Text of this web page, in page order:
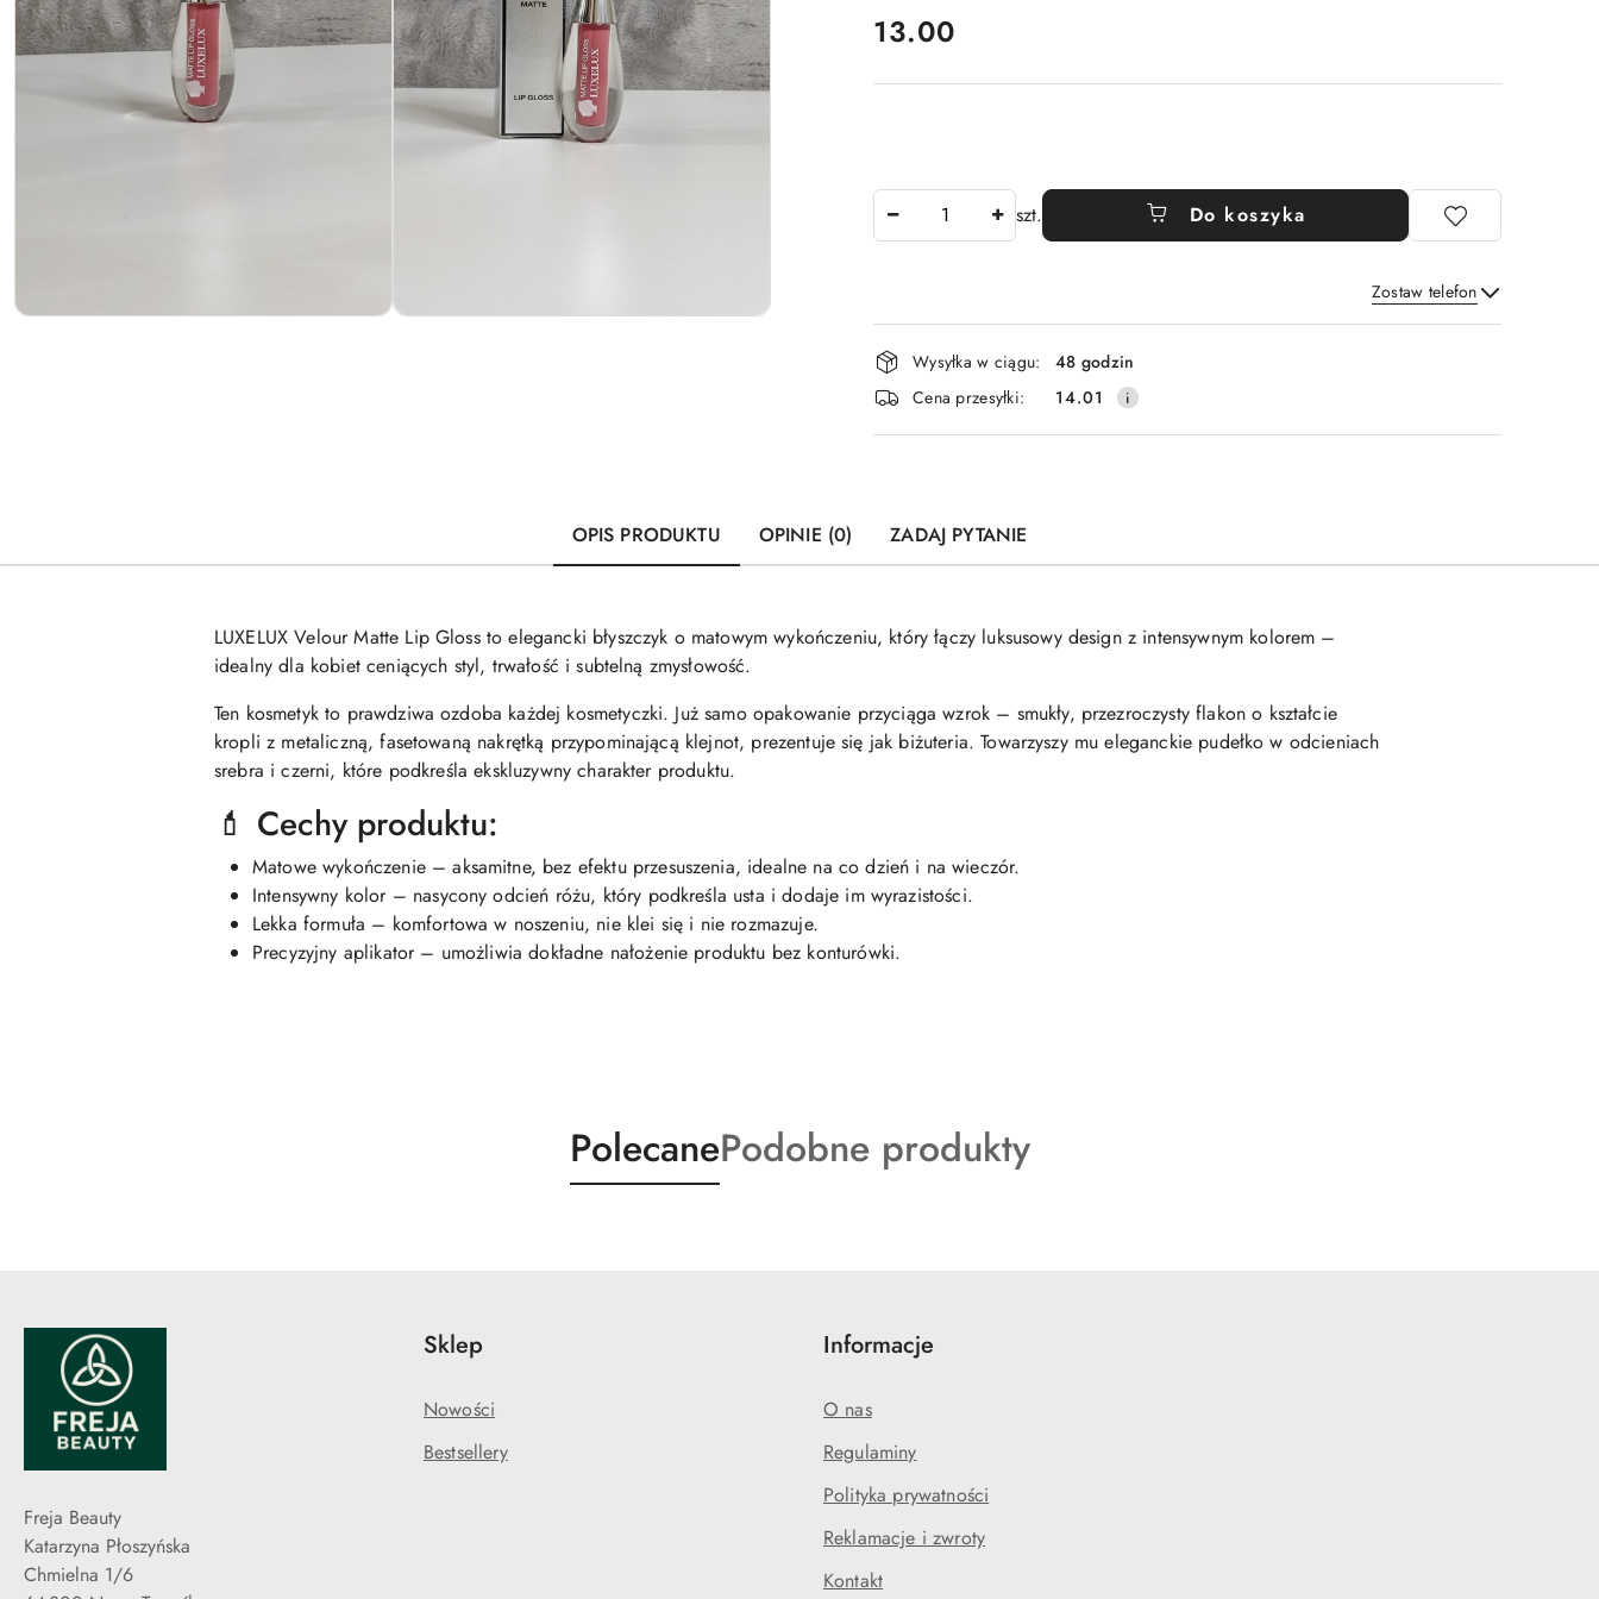
cena:
13.00
szt. Do koszyka
Zostaw telefon
Wyślij
Dostępność
i
dostawa
Wysyłka w ciągu:
48 godzin
Cena przesyłki:
14.01
OPIS PRODUKTU OPINIE (0) ZADAJ PYTANIE
LUXELUX Velour Matte Lip Gloss to elegancki błyszczyk o matowym wykończeniu, który łączy luksusowy design z intensywnym kolorem –
idealny dla kobiet ceniących styl, trwałość i subtelną zmysłowość.
Ten kosmetyk to prawdziwa ozdoba każdej kosmetyczki. Już samo opakowanie przyciąga wzrok – smukły, przezroczysty flakon o kształcie
kropli z metaliczną, fasetowaną nakrętką przypominającą klejnot, prezentuje się jak biżuteria. Towarzyszy mu eleganckie pudełko w odcieniach
srebra i czerni, które podkreśla ekskluzywny charakter produktu.
💄 Cechy produktu:
Matowe wykończenie – aksamitne, bez efektu przesuszenia, idealne na co dzień i na wieczór.
Intensywny kolor – nasycony odcień różu, który podkreśla usta i dodaje im wyrazistości.
Lekka formuła – komfortowa w noszeniu, nie klei się i nie rozmazuje.
Precyzyjny aplikator – umożliwia dokładne nałożenie produktu bez konturówki.
Produkty
o
PolecaneProdukty
o
Podobne produkty
Freja Beauty
Katarzyna Płoszyńska
Chmielna 1/6
Sklep
Nowości
Bestsellery
Informacje
O nas
Regulaminy
Polityka prywatności
Reklamacje i zwroty
Kontakt